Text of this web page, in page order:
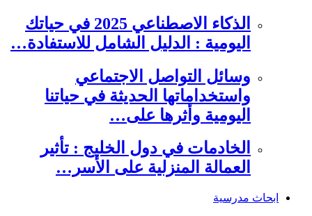
الذكاء الاصطناعي 2025 في حياتك
اليومية : الدليل الشامل للاستفادة…
وسائل التواصل الاجتماعي
واستخداماتها الحديثة في حياتنا
اليومية وأثرها على…
الخادمات في دول الخليج : تأثير
العمالة المنزلية على الأسر…
ابحاث مدرسية